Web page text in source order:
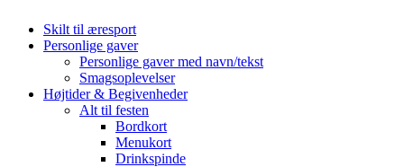
Skilt til æresport
Personlige gaver
Personlige gaver med navn/tekst
Smagsoplevelser
Højtider & Begivenheder
Alt til festen
Bordkort
Menukort
Drinkspinde